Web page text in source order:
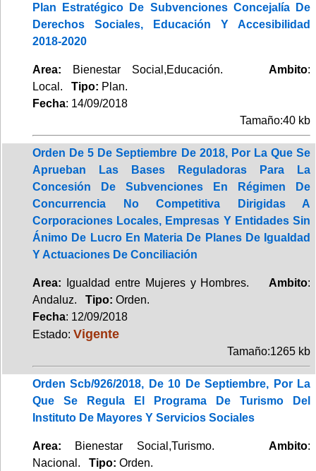
Plan Estratégico De Subvenciones Concejalía De
Derechos Sociales, Educación Y Accesibilidad
2018-2020
Area: Bienestar Social,Educación. Ambito:
Local. Tipo: Plan.
Fecha: 14/09/2018
Tamaño:40 kb
Orden De 5 De Septiembre De 2018, Por La Que Se
Aprueban Las Bases Reguladoras Para La
Concesión De Subvenciones En Régimen De
Concurrencia No Competitiva Dirigidas A
Corporaciones Locales, Empresas Y Entidades Sin
Ánimo De Lucro En Materia De Planes De Igualdad
Y Actuaciones De Conciliación
Area: Igualdad entre Mujeres y Hombres. Ambito:
Andaluz. Tipo: Orden.
Fecha: 12/09/2018
Estado: Vigente
Tamaño:1265 kb
Orden Scb/926/2018, De 10 De Septiembre, Por La
Que Se Regula El Programa De Turismo Del
Instituto De Mayores Y Servicios Sociales
Area: Bienestar Social,Turismo. Ambito:
Nacional. Tipo: Orden.